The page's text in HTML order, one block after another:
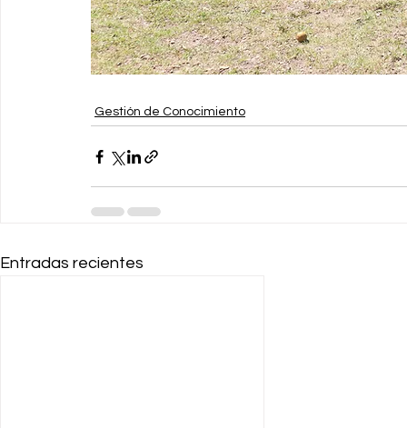
Gestión de Conocimiento
Entradas recientes